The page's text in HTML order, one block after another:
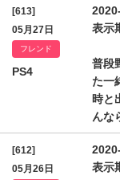
[613]
05月27日
フレンド
PS4
表示
普段
た一
時と
んな
[612]
05月26日
表示